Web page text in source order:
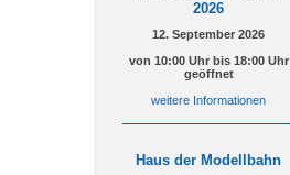
2026
12. September 2026
von 10:00 Uhr bis 18:00 Uhr
geöffnet
weitere Informationen
Haus der Modellbahn